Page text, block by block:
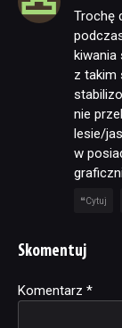
Trochę
kiwania
z takim
nie
lesie/
w
Cytuj
Skomentuj
Komentarz *
Alternative: